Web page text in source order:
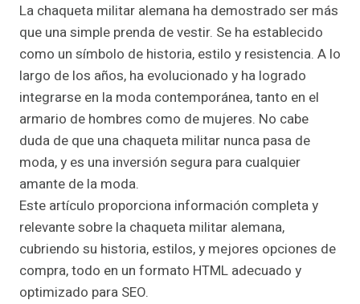
La chaqueta militar alemana ha demostrado ser más
que una simple prenda de vestir. Se ha establecido
como un símbolo de historia, estilo y resistencia. A lo
largo de los años, ha evolucionado y ha logrado
integrarse en la moda contemporánea, tanto en el
armario de hombres como de mujeres. No cabe
duda de que una chaqueta militar nunca pasa de
moda, y es una inversión segura para cualquier
amante de la moda.
Este artículo proporciona información completa y
relevante sobre la chaqueta militar alemana,
cubriendo su historia, estilos, y mejores opciones de
compra, todo en un formato HTML adecuado y
optimizado para SEO.